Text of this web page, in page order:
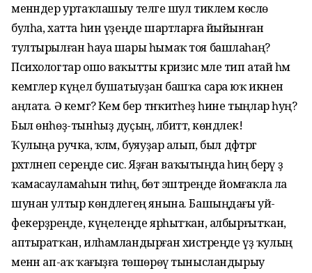
менәндер уртаҡлашыу теләге шул тиклем көслө
булһа, хатта һин үҙеңде шартларға йыйынған
тултырыл­ған һауа шары һымаҡ тоя башлаһаң?
Психологтар ошо ваҡытты кризис мәле тип атай һәм
кемгәлер күңел бушатыуҙан баш­ҡа сара юҡ икәнен
аңлата. Ә кемгә? Кем бер тәнҡитһеҙ һине тыңлар һуң?
Был өнһөҙ-тынһыҙ дуҫың, әлбиттә, көндәлек!
Ҡулыңа ручка, ҡәләм, бу­яуҙар алып, был дәфтәргә
рәхәтләнеп сереңде сис. Яҙған ваҡытыңда һиңә берәү ҙә
ҡамасауламаһын тиһәң, бөтә эштәреңде йомғаҡла ла
шунан ултыр көндәлегең янына. Башыңдағы уй-
фекерҙәреңде, күңелеңде ярһытҡан, албырғыт­ҡан,
аптыратҡан, илһамландыр­ған хистәреңде үҙ ҡулың
менән ап-аҡ ҡағыҙға төшөрөү тыныс­ландырыу